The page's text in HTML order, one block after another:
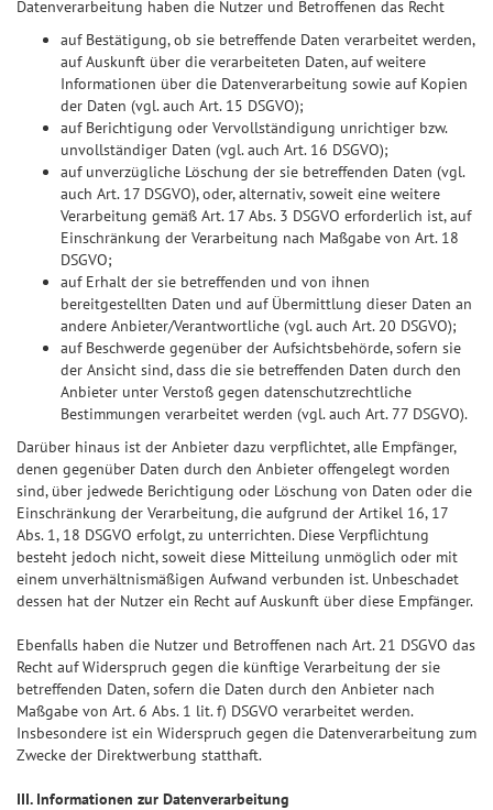
Datenverarbeitung haben die Nutzer und Betroffenen das Recht
auf Bestätigung, ob sie betreffende Daten verarbeitet werden,
auf Auskunft über die verarbeiteten Daten, auf weitere
Informationen über die Datenverarbeitung sowie auf Kopien
der Daten (vgl. auch Art. 15 DSGVO);
auf Berichtigung oder Vervollständigung unrichtiger bzw.
unvollständiger Daten (vgl. auch Art. 16 DSGVO);
auf unverzügliche Löschung der sie betreffenden Daten (vgl.
auch Art. 17 DSGVO), oder, alternativ, soweit eine weitere
Verarbeitung gemäß Art. 17 Abs. 3 DSGVO erforderlich ist, auf
Einschränkung der Verarbeitung nach Maßgabe von Art. 18
DSGVO;
auf Erhalt der sie betreffenden und von ihnen
bereitgestellten Daten und auf Übermittlung dieser Daten an
andere Anbieter/Verantwortliche (vgl. auch Art. 20 DSGVO);
auf Beschwerde gegenüber der Aufsichtsbehörde, sofern sie
der Ansicht sind, dass die sie betreffenden Daten durch den
Anbieter unter Verstoß gegen datenschutzrechtliche
Bestimmungen verarbeitet werden (vgl. auch Art. 77 DSGVO).
Darüber hinaus ist der Anbieter dazu verpflichtet, alle Empfänger,
denen gegenüber Daten durch den Anbieter offengelegt worden
sind, über jedwede Berichtigung oder Löschung von Daten oder die
Einschränkung der Verarbeitung, die aufgrund der Artikel 16, 17
Abs. 1, 18 DSGVO erfolgt, zu unterrichten. Diese Verpflichtung
besteht jedoch nicht, soweit diese Mitteilung unmöglich oder mit
einem unverhältnismäßigen Aufwand verbunden ist. Unbeschadet
dessen hat der Nutzer ein Recht auf Auskunft über diese Empfänger.
Ebenfalls haben die Nutzer und Betroffenen nach Art. 21 DSGVO das
Recht auf Widerspruch gegen die künftige Verarbeitung der sie
betreffenden Daten, sofern die Daten durch den Anbieter nach
Maßgabe von Art. 6 Abs. 1 lit. f) DSGVO verarbeitet werden.
Insbesondere ist ein Widerspruch gegen die Datenverarbeitung zum
Zwecke der Direktwerbung statthaft.
III. Informationen zur Datenverarbeitung